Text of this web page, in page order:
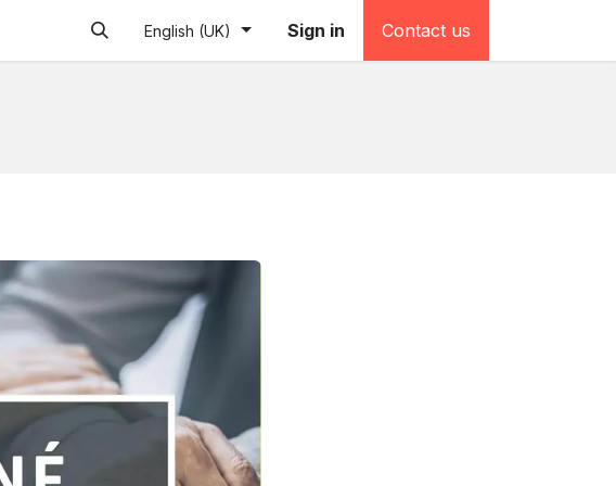
Náhradné plnenie (testovacia)
English (UK) Sign in Contact us